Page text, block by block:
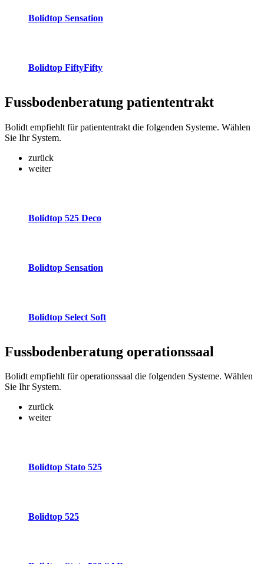
Bolidtop Sensation
Bolidtop FiftyFifty
Fussbodenberatung patiententrakt
Bolidt empfiehlt für patiententrakt die folgenden Systeme. Wählen
Sie Ihr System.
zurück
weiter
Bolidtop 525 Deco
Bolidtop Sensation
Bolidtop Select Soft
Fussbodenberatung operationssaal
Bolidt empfiehlt für operationssaal die folgenden Systeme. Wählen
Sie Ihr System.
zurück
weiter
Bolidtop Stato 525
Bolidtop 525